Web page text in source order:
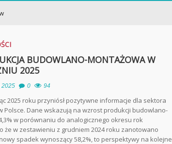
BUDOWLANO-MONTAŻOWA W
2025
2025 0 94
2025 roku przyniósł pozytywne informacje dla sektora
Polsce. Dane wskazują na wzrost produkcji budowlano-
w porównaniu do analogicznego okresu rok
że w zestawieniu z grudniem 2024 roku zanotowano
spadek wynoszący 58,2%, to perspektywy na kolejne